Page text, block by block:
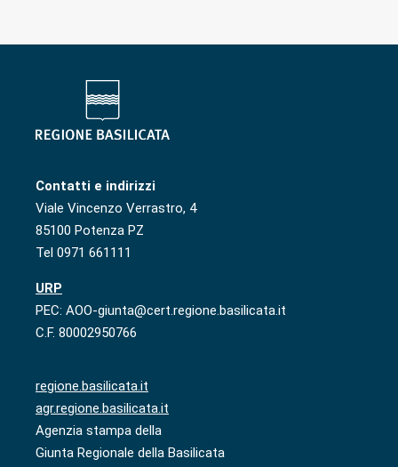
Contatti e indirizzi
Viale Vincenzo Verrastro, 4
85100 Potenza PZ
Tel 0971 661111
URP
PEC: AOO-giunta@cert.regione.basilicata.it
C.F. 80002950766
regione.basilicata.it
agr.regione.basilicata.it
Agenzia stampa della
Giunta Regionale della Basilicata